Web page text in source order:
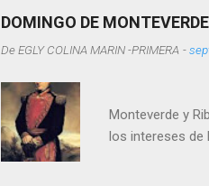
espíritu pionero,
Venezolana de
DOMINGO DE MONTEVERDE
DeEGLY COLINA MARIN -PRIMERA -
Monteverde y
los intereses de
Cristóbal de La